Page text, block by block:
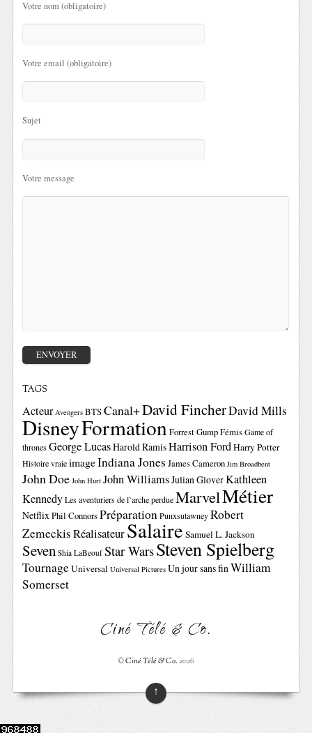
Votre nom (obligatoire)
Votre email (obligatoire)
Sujet
Votre message
TAGS
Acteur Avengers BTSCanal+David FincherDavid Mills
DisneyFormationForrest GumpFémis Game of
thrones George LucasHarold RamisHarrison FordHarry Potter
Histoire vraie imageIndiana Jones James Cameron Jim Broadbent
John Doe John Hurt John WilliamsJulian GloverKathleen
Kennedy Les aventuriers de l’arche perdue MarvelMétier
NetflixPhil ConnorsPréparation Punxsutawney Robert
ZemeckisRéalisateurSalaire Samuel L. Jackson
Seven Shia LaBeouf Star WarsSteven Spielberg
TournageUniversal Universal Pictures Un jour sans finWilliam
Somerset
Ciné Télé & Co.
©Ciné Télé & Co.2026
↑